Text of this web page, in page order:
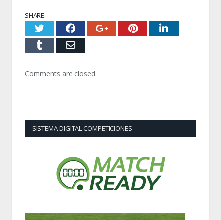
SHARE.
TwitterFacebookGoogle+Pinterest
TumblrEmail
Comments are closed.
SISTEMA DIGITAL COMPETICIONES